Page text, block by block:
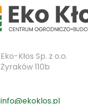
Eko-Kłos Sp. z o.o.
Żyraków 110b
info@ekoklos.pl